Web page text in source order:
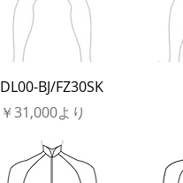
DL00-BJ/FZ30SK
￥31,000より
セール価格